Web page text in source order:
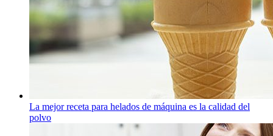
La mejor receta para helados de máquina es la calidad del
polvo